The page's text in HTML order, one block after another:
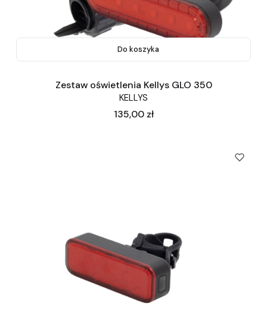
Do koszyka
Zestaw oświetlenia Kellys GLO 350
KELLYS
Cena
135,00 zł